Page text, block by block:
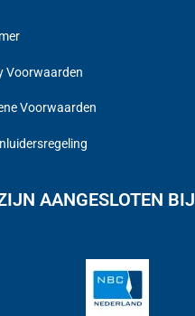
Voorwaarden
Voorwaarden
AANGESLOTEN BIJ